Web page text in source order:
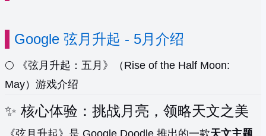
Google 弦月升起 - 5月介绍
🌕 《弦月升起：五月》（Rise of the Half Moon:
May）游戏介绍
✨ 核心体验：挑战月亮，领略天文之美
《弦月升起》是 Google Doodle 推出的一款天文主题